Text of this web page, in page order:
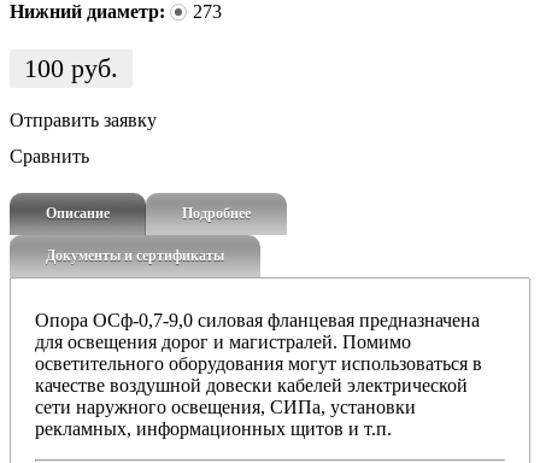
Нижний диаметр:
273
100 руб.
Отправить заявку
Сравнить
Описание Подробнее
Документы и сертификаты
Опора ОСф-0,7-9,0 силовая фланцевая предназначена
для освещения дорог и магистралей. Помимо
осветительного оборудования могут использоваться в
качестве воздушной довески кабелей электрической
сети наружного освещения, СИПа, установки
рекламных, информационных щитов и т.п.